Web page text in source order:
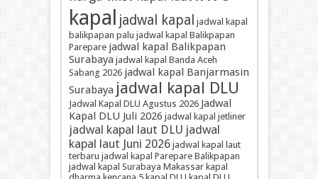
kapal jadwal kapal jadwal kapal
balikpapan palu jadwal kapal Balikpapan
Parepare jadwal kapal Balikpapan
Surabaya jadwal kapal Banda Aceh
Sabang 2026 jadwal kapal Banjarmasin
Surabaya jadwal kapal DLU
Jadwal Kapal DLU Agustus 2026 Jadwal
Kapal DLU Juli 2026 jadwal kapal jetliner
jadwal kapal laut DLU jadwal
kapal laut Juni 2026 jadwal kapal laut
terbaru jadwal kapal Parepare Balikpapan
jadwal kapal Surabaya Makassar kapal